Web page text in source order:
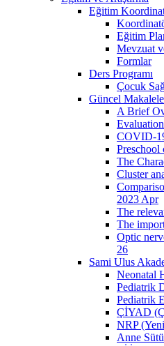
Eğitim
Eğitim
Mevzuat
Formlar
Ders Programı
Çocuk
Güncel
A Brief
COVID-
Preschool
The
Cluster
2023 Apr
The
The
Optic
26
Sami Ulus
Neonatal
Pediatrik
Pediatrik
ÇİYAD
NRP
Anne